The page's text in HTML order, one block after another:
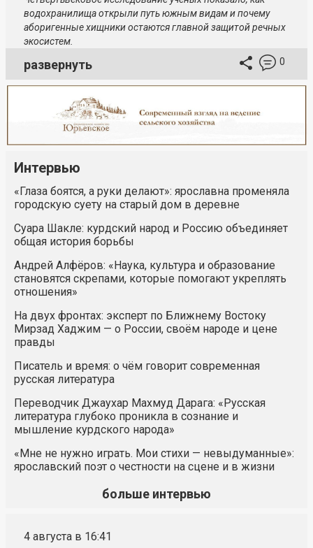
водохранилища открыли путь южным видам и почему
аборигенные хищники остаются главной защитой речных
экосистем.
развернуть 0
Интервью
«Глаза боятся, а руки делают»: ярославна променяла
городскую суету на старый дом в деревне
Суара Шакле: курдский народ и Россию объединяет
общая история борьбы
Андрей Алфёров: «Наука, культура и образование
становятся скрепами, которые помогают укреплять
отношения»
На двух фронтах: эксперт по Ближнему Востоку
Мирзад Хаджим — о России, своём народе и цене
правды
Писатель и время: о чём говорит современная
русская литература
Переводчик Джаухар Махмуд Дарага: «Русская
литература глубоко проникла в сознание и
мышление курдского народа»
«Мне не нужно играть. Мои стихи — невыдуманные»:
ярославский поэт о честности на сцене и в жизни
больше интервью
4 августа в 16:41